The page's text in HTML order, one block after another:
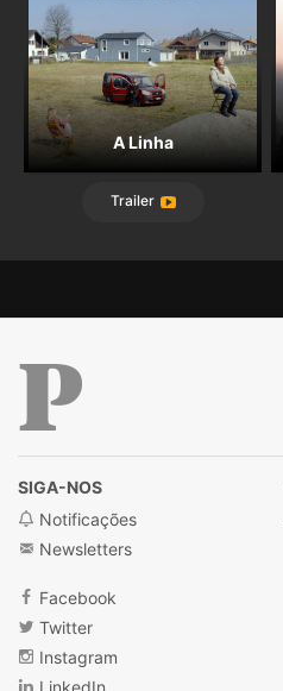
A Linha
Trailer
SIGA-NOS
Notificações
Newsletters
Facebook
Twitter
Instagram
LinkedIn